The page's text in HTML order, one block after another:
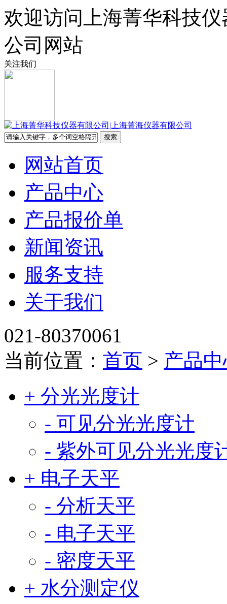
欢迎访问上海菁华科技
公司网站
关注我们
网站首页
产品中心
产品报价单
新闻资讯
服务支持
关于我们
021-80370061
当前位置： 首页 > 产品
+ 分光光度计
- 可见分光光度计
- 紫外可见分光光度
+ 电子天平
- 分析天平
- 电子天平
- 密度天平
+ 水分测定仪